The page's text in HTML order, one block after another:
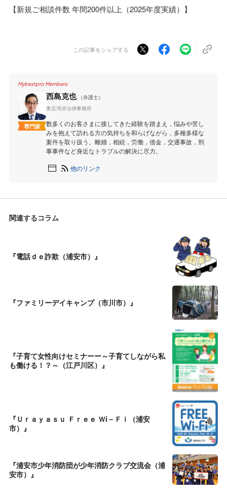
【新規ご相談件数 年間200件以上（2025年度実績）】
この記事をシェアする
Mybestpro Members
専門家
西島克也
（弁護士）
東京湾岸法律事務所
数多くのお客さまに接してきた経験を踏まえ，悩みや苦し
みを抱えて訪れる方の気持ちを和らげながら，多種多様な
案件を取り扱う。離婚，相続，労働，借金，交通事故，刑
事事件など身近なトラブルの解決に尽力。
他のリンク
関連するコラム
『電話ｄｅ詐欺（浦安市）』
『ファミリーデイキャンプ（市川市）』
『子育て女性向けセミナーー～子育てしながら私
も働ける！？～（江戸川区）』
『Ｕｒａｙａｓｕ Ｆｒｅｅ Ｗi－Ｆｉ（浦安
市）』
『浦安市少年消防団が少年消防クラブ交流会（浦
安市）』